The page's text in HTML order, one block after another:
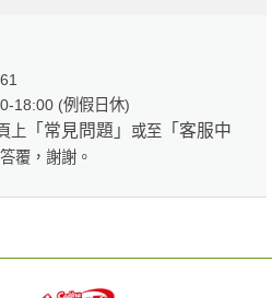
18:00 (例假日休)
上 「常見問題」 或至「客服中
覆，謝謝。